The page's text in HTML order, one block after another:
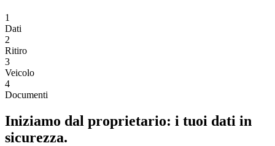
1
Dati
2
Ritiro
3
Veicolo
4
Documenti
Iniziamo dal proprietario: i tuoi dati in
sicurezza.